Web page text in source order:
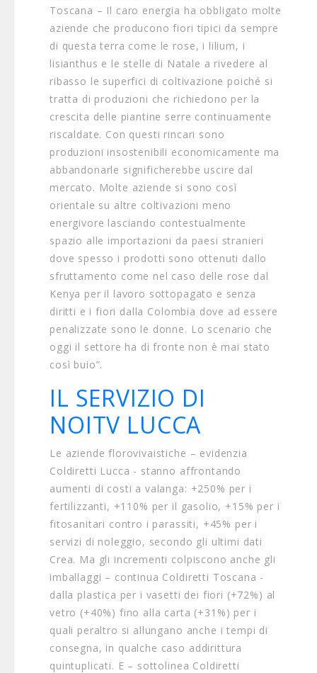
Toscana – Il caro energia ha obbligato molte
aziende che producono fiori tipici da sempre
di questa terra come le rose, i lilium, i
lisianthus e le stelle di Natale a rivedere al
ribasso le superfici di coltivazione poiché si
tratta di produzioni che richiedono per la
crescita delle piantine serre continuamente
riscaldate. Con questi rincari sono
produzioni insostenibili economicamente ma
abbandonarle significherebbe uscire dal
mercato. Molte aziende si sono così
orientale su altre coltivazioni meno
energivore lasciando contestualmente
spazio alle importazioni da paesi stranieri
dove spesso i prodotti sono ottenuti dallo
sfruttamento come nel caso delle rose dal
Kenya per il lavoro sottopagato e senza
diritti e i fiori dalla Colombia dove ad essere
penalizzate sono le donne. Lo scenario che
oggi il settore ha di fronte non è mai stato
così buio”.
IL SERVIZIO DI
NOITV LUCCA
Le aziende florovivaistiche – evidenzia
Coldiretti Lucca - stanno affrontando
aumenti di costi a valanga: +250% per i
fertilizzanti, +110% per il gasolio, +15% per i
fitosanitari contro i parassiti, +45% per i
servizi di noleggio, secondo gli ultimi dati
Crea. Ma gli incrementi colpiscono anche gli
imballaggi – continua Coldiretti Toscana -
dalla plastica per i vasetti dei fiori (+72%) al
vetro (+40%) fino alla carta (+31%) per i
quali peraltro si allungano anche i tempi di
consegna, in qualche caso addirittura
quintuplicati. E – sottolinea Coldiretti